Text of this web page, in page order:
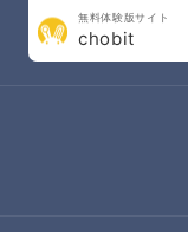
無料体験版サイト
chobit